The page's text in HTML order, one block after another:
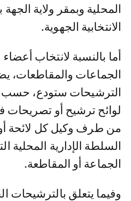
المحلية وبمقر ولاية الجهة
الانتخابية الجهوية.
أما بالنسبة لانتخاب
الجماعات والمقاطعات،
الترشيحات ستودع، حسب
لوائح ترشيح أو تصريحات
من طرف وكيل كل لائحة
السلطة الإدارية المحلية
الجماعة أو المقاطعة.
وفيما يتعلق بالترشيحات